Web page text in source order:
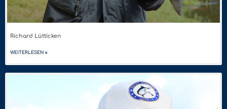
Richard Lütticken
WEITERLESEN »